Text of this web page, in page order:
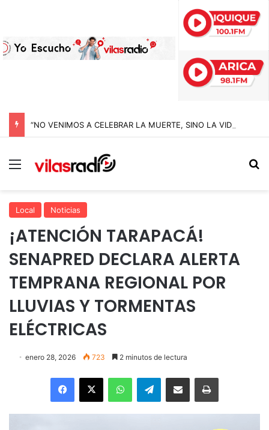
Menú
Local Noticias
¡ATENCIÓN TARAPACÁ!
SENAPRED DECLARA ALERTA
TEMPRANA REGIONAL POR
LLUVIAS Y TORMENTAS
ELÉCTRICAS
enero 28, 2026 723 2 minutos de lectura
Facebook
X WhatsAppTelegramEnviar vía email Imprimir